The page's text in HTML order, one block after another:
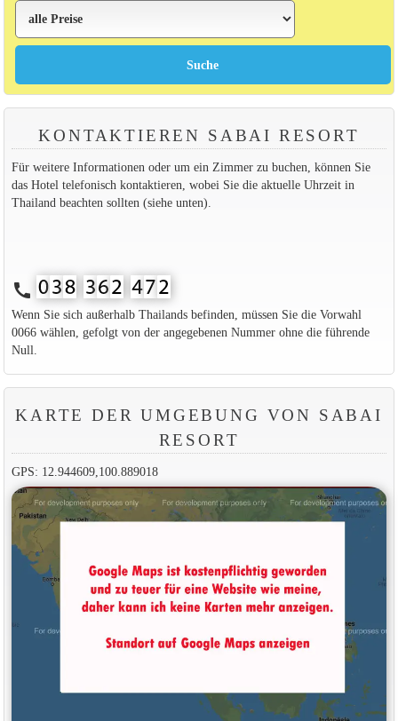
KONTAKTIEREN SABAI RESORT
Für weitere Informationen oder um ein Zimmer zu buchen, können Sie
das Hotel telefonisch kontaktieren, wobei Sie die aktuelle Uhrzeit in
Thailand beachten sollten (siehe unten).
call
Wenn Sie sich außerhalb Thailands befinden, müssen Sie die Vorwahl
0066 wählen, gefolgt von der angegebenen Nummer ohne die führende
Null.
KARTE DER UMGEBUNG VON SABAI
RESORT
GPS: 12.944609,100.889018